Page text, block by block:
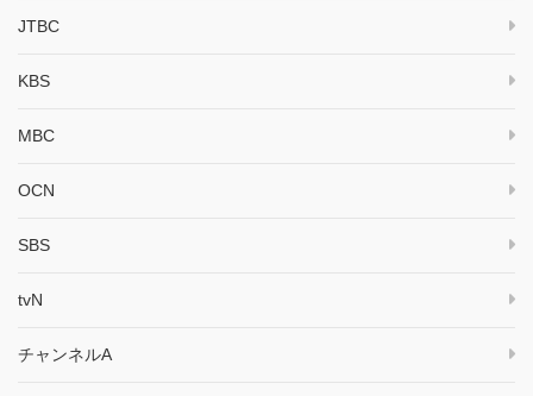
JTBC
KBS
MBC
OCN
SBS
tvN
チャンネルA